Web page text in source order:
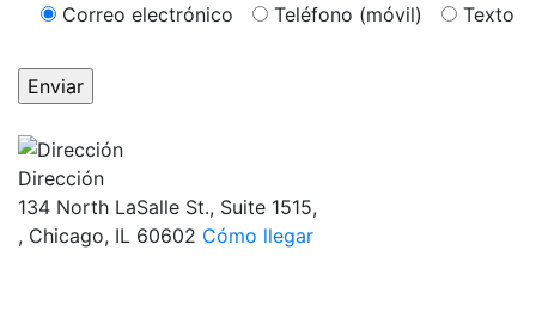
Correo electrónico Teléfono (móvil) Texto
Dirección
134 North LaSalle St., Suite 1515,
, Chicago, IL 60602 Cómo llegar